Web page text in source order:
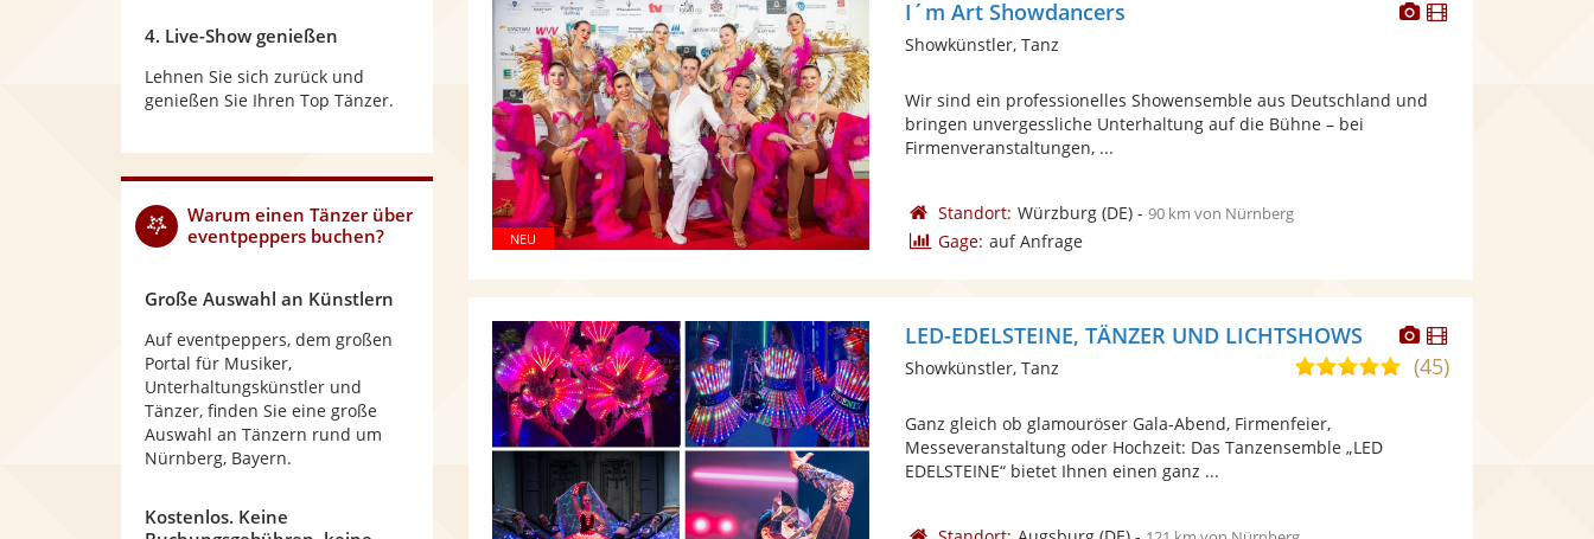
Dieser
Fotos
bereit.
Dieser
I´m Art Showdancers
Showkünstler, Tanz
Wir sind ein professionelles Showensemble aus Deutschland und
bringen unvergessliche Unterhaltung auf die Bühne – bei
Firmenveranstaltungen, ...
Standort: Würzburg(DE)- 90 km von Nürnberg
Gage: auf Anfrage
Dieser
Künstler
stellt
Dieser
Künstler
LED-EDELSTEINE, TÄNZER UND LICHTSHOWS
5,0(45)
Showkünstler, Tanz
Ganz gleich ob glamouröser Gala-Abend, Firmenfeier,
Messeveranstaltung oder Hochzeit: Das Tanzensemble „LED
EDELSTEINE“ bietet Ihnen einen ganz ...
4. Live-Show genießen
Lehnen Sie sich zurück und
genießen Sie Ihren Top Tänzer.
Warum einen Tänzerüber
eventpeppers buchen?
Große Auswahl an Künstlern
Auf eventpeppers, dem großen
Portal für Musiker,
Unterhaltungskünstler und
Tänzer, finden Sie eine große
Auswahl an Tänzern rund um
Nürnberg, Bayern.
Kostenlos. Keine